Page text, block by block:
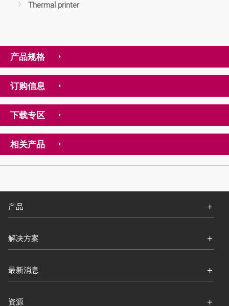
Thermal printer
产品规格
订购信息
下载专区
相关产品
产品
解决方案
最新消息
资源